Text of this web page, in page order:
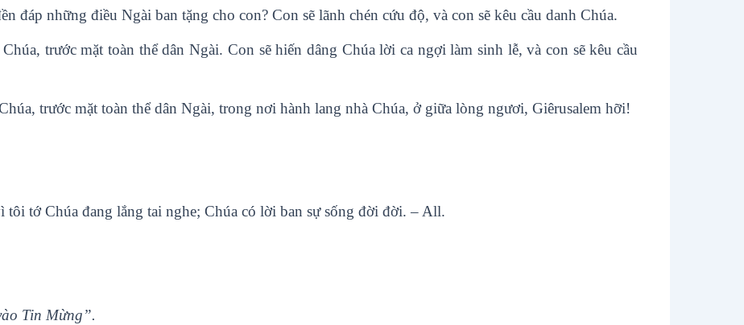
đáp những điều Ngài ban tặng cho con? Con sẽ lãnh chén cứu độ, và con sẽ kêu cầu danh Chúa.
trước mặt toàn thể dân Ngài. Con sẽ hiến dâng Chúa lời ca ngợi làm sinh lễ, và con sẽ kêu cầu
trước mặt toàn thể dân Ngài, trong nơi hành lang nhà Chúa, ở giữa lòng ngươi, Giêrusalem hỡi!
tớ Chúa đang lắng tai nghe; Chúa có lời ban sự sống đời đời. – All.
Tin Mừng”.